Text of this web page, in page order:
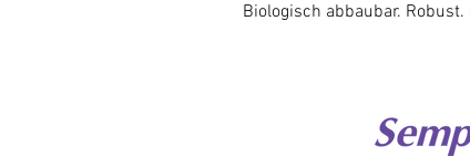
Biologisch abbaubar. Robust.